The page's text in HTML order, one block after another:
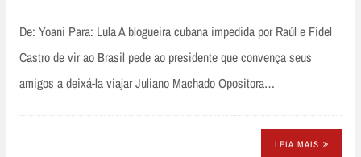
De: Yoani Para: Lula A blogueira cubana impedida por Raúl e Fidel
Castro de vir ao Brasil pede ao presidente que convença seus
amigos a deixá-la viajar Juliano Machado Opositora…
LEIA MAIS